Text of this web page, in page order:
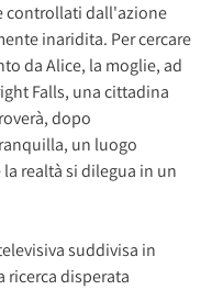
controllati dall'azione
inaridita. Per cercare
da Alice, la moglie, ad
Falls, una cittadina
dopo
un luogo
realtà si dilegua in un
suddivisa in
ricerca disperata